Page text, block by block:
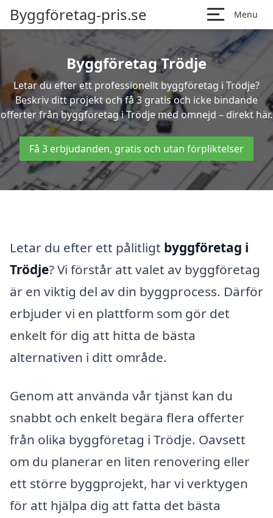
Byggföretag-pris.se Menu
Byggföretag Trödje
Letar du efter ett professionellt byggföretag i Trödje?
Beskriv ditt projekt och få 3 gratis och icke bindande
offerter från byggföretag i Trödje med omnejd – direkt här.
Få 3 erbjudanden, gratis och utan förpliktelser
Letar du efter ett pålitligt byggföretag i
Trödje? Vi förstår att valet av byggföretag
är en viktig del av din byggprocess. Därför
erbjuder vi en plattform som gör det
enkelt för dig att hitta de bästa
alternativen i ditt område.
Genom att använda vår tjänst kan du
snabbt och enkelt begära flera offerter
från olika byggföretag i Trödje. Oavsett
om du planerar en liten renovering eller
ett större byggprojekt, har vi verktygen
för att hjälpa dig att fatta det bästa